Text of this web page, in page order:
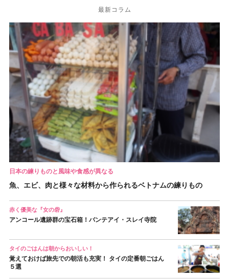
最新コラム
日本の練りものと風味や食感が異なる
魚、エビ、肉と様々な材料から作られるベトナムの練りもの
赤く優美な『女の砦』
アンコール遺跡群の宝石箱！バンテアイ・スレイ寺院
タイのごはんは朝からおいしい！
覚えておけば旅先での朝活も充実！ タイの定番朝ごはん
５選